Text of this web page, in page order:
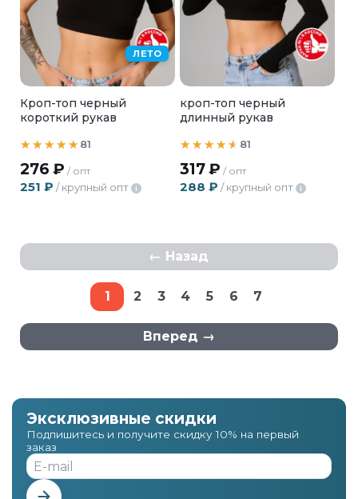
ЛЕТО
Кроп-топ черный
короткий рукав
81
276 ₽ / опт
251 ₽ / крупный опт i
кроп-топ черный
длинный рукав
81
317₽ / опт
288 ₽ / крупный опт i
Назад
1 2 3 4 5 6 7
Вперед
Эксклюзивные скидки
Подпишитесь и получите скидку 10% на первый
заказ